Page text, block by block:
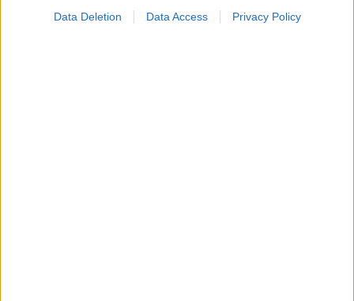
Data Deletion Data Access Privacy Policy
Gyógyszerterápia
2024. június 26. 19:04